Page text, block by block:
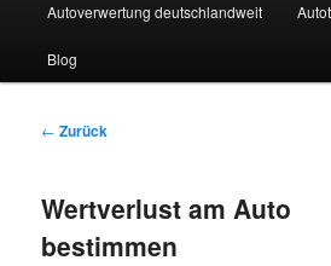
Autoverwertung deutschlandweit
Blog
Beitrags-
← Zurück
Wertverlust am Auto
bestimmen